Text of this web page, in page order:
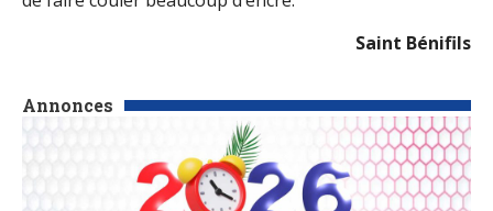
Annonces
Saint Bénifils